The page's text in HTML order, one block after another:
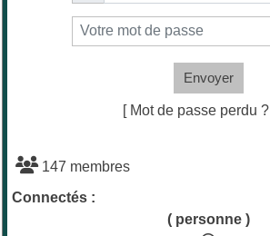
Envoyer
[ Mot de passe perdu ?
147 membres
Connectés :
( personne )